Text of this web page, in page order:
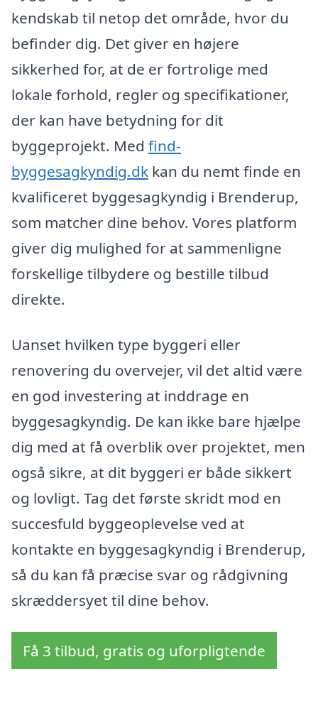
kendskab til netop det område, hvor du
befinder dig. Det giver en højere
sikkerhed for, at de er fortrolige med
lokale forhold, regler og specifikationer,
der kan have betydning for dit
byggeprojekt. Med find-
byggesagkyndig.dk kan du nemt finde en
kvalificeret byggesagkyndig i Brenderup,
som matcher dine behov. Vores platform
giver dig mulighed for at sammenligne
forskellige tilbydere og bestille tilbud
direkte.
Uanset hvilken type byggeri eller
renovering du overvejer, vil det altid være
en god investering at inddrage en
byggesagkyndig. De kan ikke bare hjælpe
dig med at få overblik over projektet, men
også sikre, at dit byggeri er både sikkert
og lovligt. Tag det første skridt mod en
succesfuld byggeoplevelse ved at
kontakte en byggesagkyndig i Brenderup,
så du kan få præcise svar og rådgivning
skræddersyet til dine behov.
Få 3 tilbud, gratis og uforpligtende